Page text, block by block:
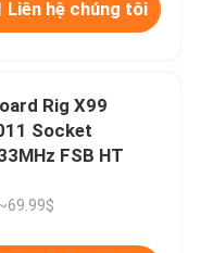
Liên hệ chúng tôi
Rig X99
Socket
FSB HT